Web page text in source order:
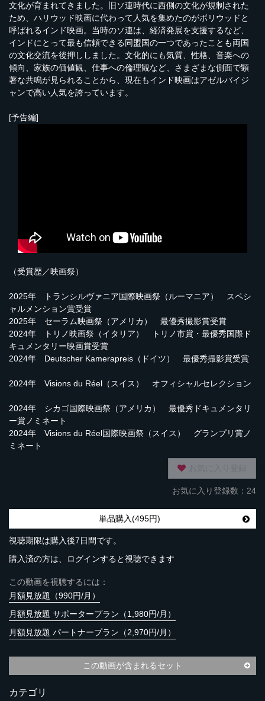
文化が育まれてきました。旧ソ連時代に西側の文化が規制された
ため、ハリウッド映画に代わって人気を集めたのがボリウッドと
呼ばれるインド映画。当時のソ連は、経済発展を支援するなど、
インドにとって最も信頼できる同盟国の一つであったことも両国
の文化交流を後押ししました。文化的にも気質、性格、音楽への
傾向、家族の価値観、仕事への倫理観など、さまざまな側面で顕
著な共鳴が見られることから、現在もインド映画はアゼルバイジ
ャンで高い人気を誇っています。
[予告編]
（受賞歴／映画祭）
2025年 トランシルヴァニア国際映画祭（ルーマニア） スペシ
ャルメンション賞受賞
2025年 セーラム映画祭（アメリカ） 最優秀撮影賞受賞
2024年 トリノ映画祭（イタリア） トリノ市賞・最優秀国際ド
キュメンタリー映画賞受賞
2024年 Deutscher Kamerapreis（ドイツ） 最優秀撮影賞受賞
2024年 Visions du Réel（スイス） オフィシャルセレクション
2024年 シカゴ国際映画祭（アメリカ） 最優秀ドキュメンタリ
ー賞ノミネート
2024年 Visions du Réel国際映画祭（スイス） グランプリ賞ノ
ミネート
お気に入り登録数：24
単品購入(495円)
視聴期限は購入後7日間です。
購入済の方は、ログインすると視聴できます
この動画を視聴するには：
月額見放題（990円/月）
月額見放題 サポータープラン（1,980円/月）
月額見放題 パートナープラン（2,970円/月）
この動画が含まれるセット
カテゴリ